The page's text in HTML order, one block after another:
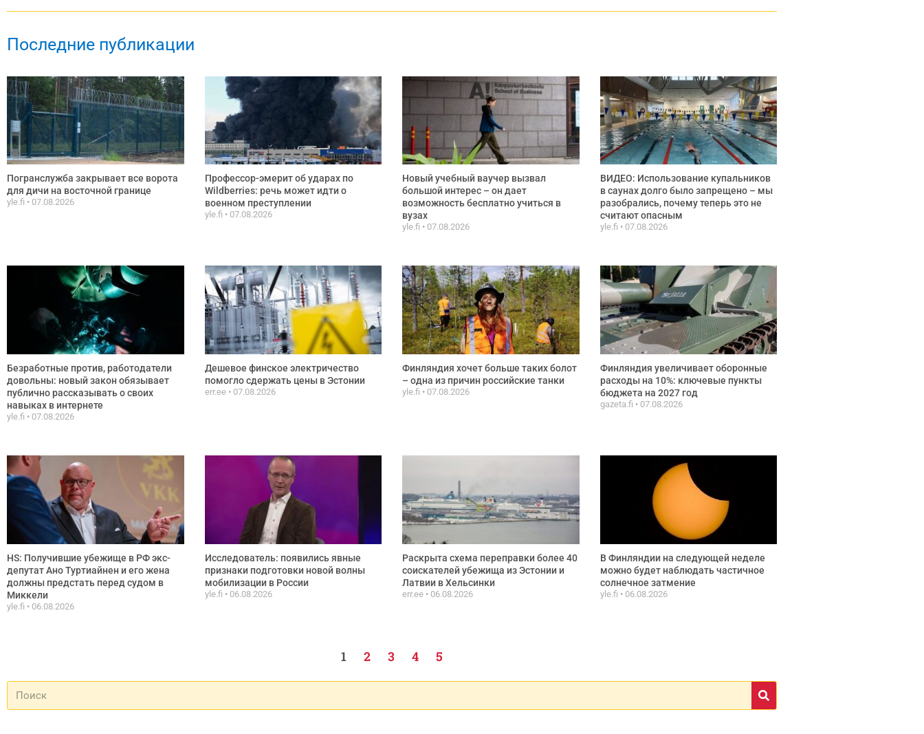
Последние публикации
Погранслужба закрывает все ворота
для дичи на восточной границе
yle.fi 07.08.2026
Профессор-эмерит об ударах по
Wildberries: речь может идти о
военном преступлении
yle.fi 07.08.2026
Новый учебный ваучер вызвал
большой интерес – он дает
возможность бесплатно учиться в
вузах
yle.fi 07.08.2026
ВИДЕО: Использование купальников
в саунах долго было запрещено – мы
разобрались, почему теперь это не
считают опасным
yle.fi 07.08.2026
Безработные против, работодатели
довольны: новый закон обязывает
публично рассказывать о своих
навыках в интернете
yle.fi 07.08.2026
Дешевое финское электричество
помогло сдержать цены в Эстонии
err.ee 07.08.2026
Финляндия хочет больше таких болот
– одна из причин российские танки
yle.fi 07.08.2026
Финляндия увеличивает оборонные
расходы на 10%: ключевые пункты
бюджета на 2027 год
gazeta.fi 07.08.2026
HS: Получившие убежище в РФ экс-
депутат Ано Туртиайнен и его жена
должны предстать перед судом в
Миккели
yle.fi 06.08.2026
Исследователь: появились явные
признаки подготовки новой волны
мобилизации в России
yle.fi 06.08.2026
Раскрыта схема переправки более 40
соискателей убежища из Эстонии и
Латвии в Хельсинки
err.ee 06.08.2026
В Финляндии на следующей неделе
можно будет наблюдать частичное
солнечное затмение
yle.fi 06.08.2026
1 2 3 4 5